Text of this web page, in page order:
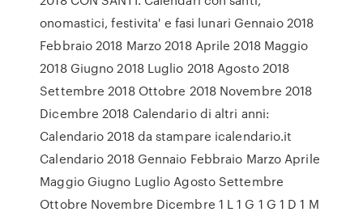
onomastici, festivita' e fasi lunari Gennaio 2018
Febbraio 2018 Marzo 2018 Aprile 2018 Maggio
2018 Giugno 2018 Luglio 2018 Agosto 2018
Settembre 2018 Ottobre 2018 Novembre 2018
Dicembre 2018 Calendario di altri anni:
Calendario 2018 da stampare icalendario.it
Calendario 2018 Gennaio Febbraio Marzo Aprile
Maggio Giugno Luglio Agosto Settembre
Ottobre Novembre Dicembre 1 L 1 G 1 G 1 D 1 M